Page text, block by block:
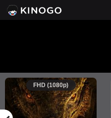
FHD (1080p)